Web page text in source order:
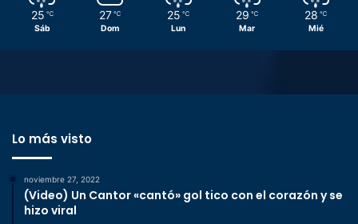
25 ℃
Sáb
27 ℃
Dom
25 ℃
Lun
29 ℃
Mar
28 ℃
Mié
Lo más visto
noviembre 27, 2022
(Video) Un Cantor «cantó» gol tico con el corazón y se
hizo viral